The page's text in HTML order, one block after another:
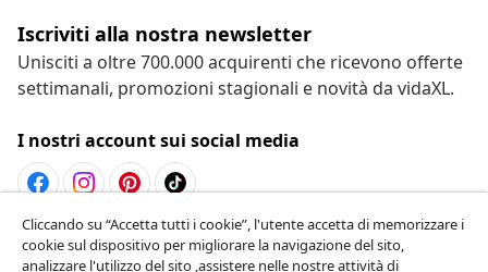
Iscriviti alla nostra newsletter
Unisciti a oltre 700.000 acquirenti che ricevono offerte
settimanali, promozioni stagionali e novità da vidaXL.
I nostri account sui social media
Recesso dal contratto
Cliccando su “Accetta tutti i cookie”, l'utente accetta di memorizzare i
cookie sul dispositivo per migliorare la navigazione del sito,
analizzare l'utilizzo del sito ,assistere nelle nostre attività di